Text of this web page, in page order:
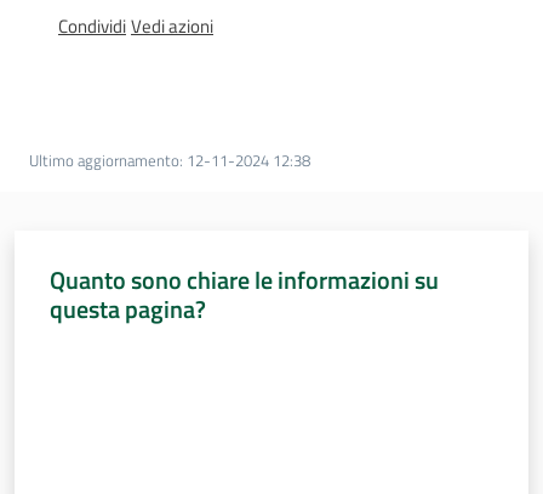
itineranti
memoria
CondividiVedi azioni
Ultimo aggiornamento: 12-11-2024 12:38
Quanto sono chiare le informazioni su
questa pagina?